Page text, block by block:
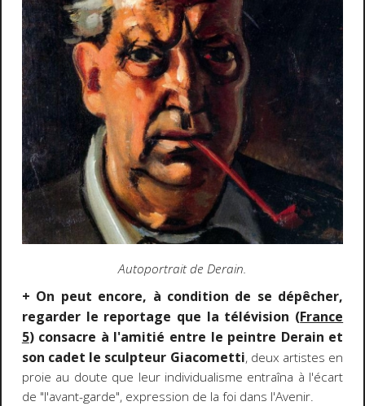
Autoportrait de Derain.
+ On peut encore, à condition de se dépêcher,
regarder le reportage que la télévision (France
5) consacre à l'amitié entre le peintre Derain et
son cadet le sculpteur Giacometti, deux artistes en
proie au doute que leur individualisme entraîna à l'écart
de "l'avant-garde", expression de la foi dans l'Avenir.